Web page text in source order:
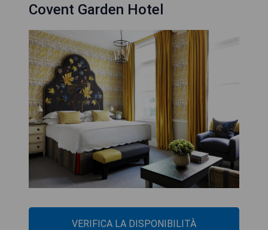
Covent Garden Hotel
VERIFICA LA DISPONIBILITÀ